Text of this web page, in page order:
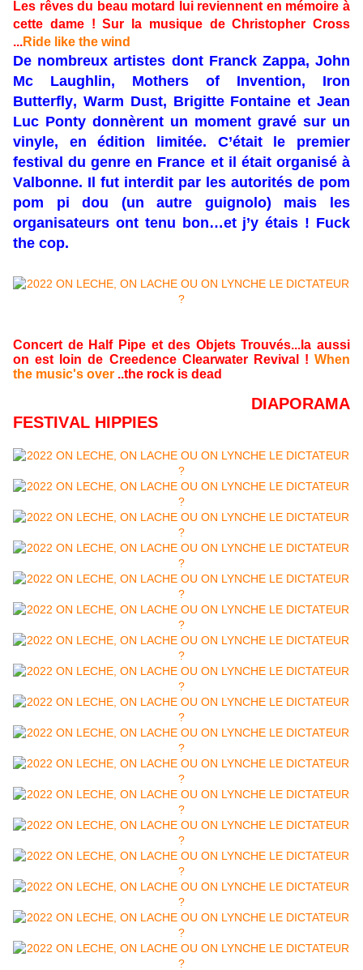
Les rêves du beau motard lui reviennent en mémoire à
cette dame ! Sur la musique de Christopher Cross
...Ride like the wind
De nombreux artistes dont Franck Zappa, John
Mc Laughlin, Mothers of Invention, Iron
Butterfly, Warm Dust, Brigitte Fontaine et Jean
Luc Ponty donnèrent un moment gravé sur un
vinyle, en édition limitée. C’était le premier
festival du genre en France et il était organisé à
Valbonne. Il fut interdit par les autorités de pom
pom pi dou (un autre guignolo) mais les
organisateurs ont tenu bon…et j’y étais ! Fuck
the cop.
Concert de Half Pipe et des Objets Trouvés...la aussi
on est loin de Creedence Clearwater Revival ! When
the music's over ..the rock is dead
DIAPORAMA
FESTIVAL HIPPIES